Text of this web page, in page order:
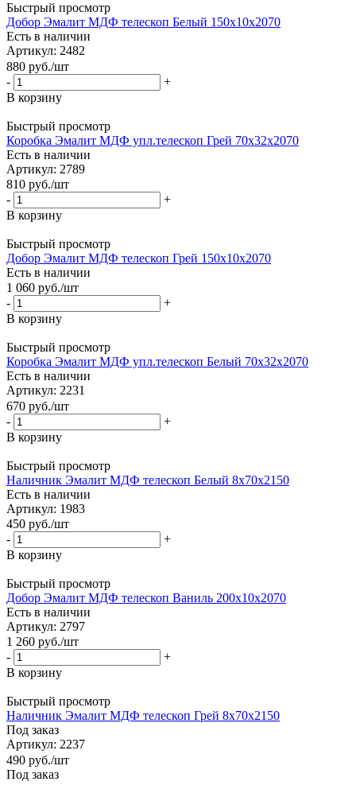
Быстрый просмотр
Добор Эмалит МДФ телескоп Белый 150х10х2070
Есть в наличии
Артикул: 2482
880 руб./шт
-
+
В корзину
Быстрый просмотр
Коробка Эмалит МДФ упл.телескоп Грей 70х32х2070
Есть в наличии
Артикул: 2789
810 руб./шт
-
+
В корзину
Быстрый просмотр
Добор Эмалит МДФ телескоп Грей 150х10х2070
Есть в наличии
1 060 руб./шт
-
+
В корзину
Быстрый просмотр
Коробка Эмалит МДФ упл.телескоп Белый 70х32х2070
Есть в наличии
Артикул: 2231
670 руб./шт
-
+
В корзину
Быстрый просмотр
Наличник Эмалит МДФ телескоп Белый 8х70х2150
Есть в наличии
Артикул: 1983
450 руб./шт
-
+
В корзину
Быстрый просмотр
Добор Эмалит МДФ телескоп Ваниль 200х10х2070
Есть в наличии
Артикул: 2797
1 260 руб./шт
-
+
В корзину
Быстрый просмотр
Наличник Эмалит МДФ телескоп Грей 8х70х2150
Под заказ
Артикул: 2237
490 руб./шт
Под заказ